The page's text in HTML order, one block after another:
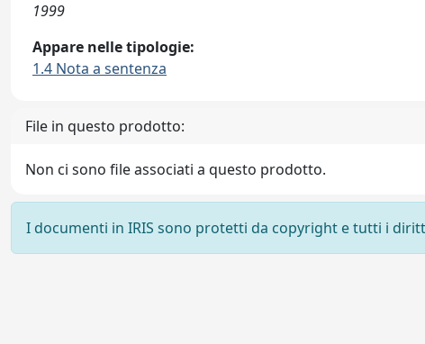
1999
Appare nelle tipologie:
1.4 Nota a sentenza
File in questo prodotto:
Non ci sono file associati a questo prodotto.
I documenti in IRIS sono protetti da copyright e tutti i